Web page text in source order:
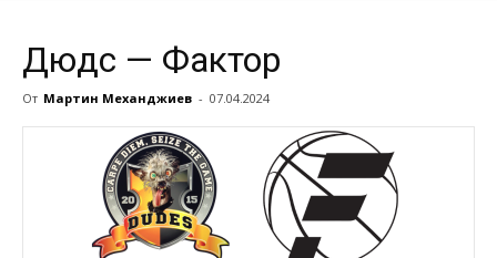
Дюдс — Фактор
От Мартин Механджиев - 07.04.2024